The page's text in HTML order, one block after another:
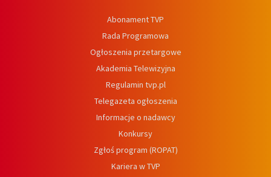
Abonament TVP
Rada Programowa
Ogłoszenia przetargowe
Akademia Telewizyjna
Regulamin tvp.pl
Telegazeta ogłoszenia
Informacje o nadawcy
Konkursy
Zgłoś program (ROPAT)
Kariera w TVP